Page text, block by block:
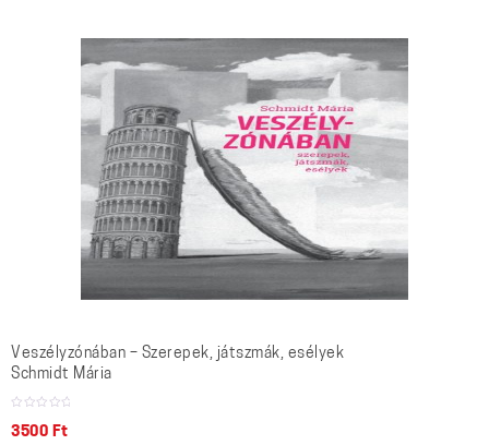
Veszélyzónában – Szerepek, játszmák, esélyek
Schmidt Mária
3500 Ft